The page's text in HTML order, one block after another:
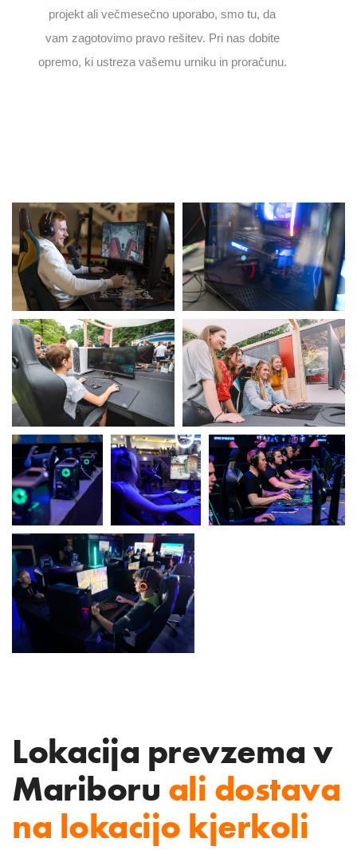
projekt ali večmesečno uporabo, smo tu, da
vam zagotovimo pravo rešitev. Pri nas dobite
opremo, ki ustreza vašemu urniku in proračunu.
Lokacija prevzema v
Mariboru ali dostava
na lokacijo kjerkoli